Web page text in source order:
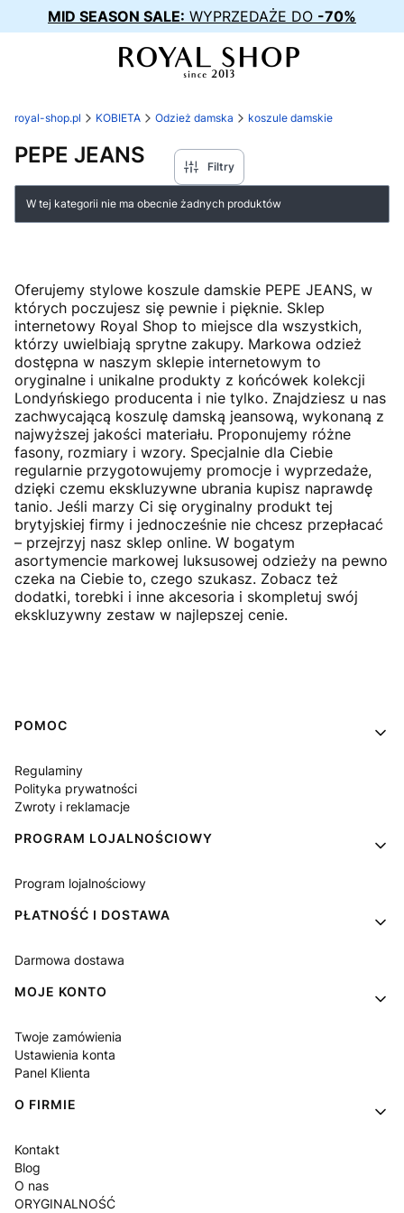
MID SEASON SALE: WYPRZEDAŻE DO -70%
royal-shop.pl KOBIETA Odzież damska koszule damskie
PEPE JEANS Filtry
Lista produktów
W tej kategorii nie ma obecnie żadnych produktów
Oferujemy stylowe koszule damskie PEPE JEANS, w
których poczujesz się pewnie i pięknie. Sklep
internetowy Royal Shop to miejsce dla wszystkich,
którzy uwielbiają sprytne zakupy. Markowa odzież
dostępna w naszym sklepie internetowym to
oryginalne i unikalne produkty z końcówek kolekcji
Londyńskiego producenta i nie tylko. Znajdziesz u nas
zachwycającą koszulę damską jeansową, wykonaną z
najwyższej jakości materiału. Proponujemy różne
fasony, rozmiary i wzory. Specjalnie dla Ciebie
regularnie przygotowujemy promocje i wyprzedaże,
dzięki czemu ekskluzywne ubrania kupisz naprawdę
tanio. Jeśli marzy Ci się oryginalny produkt tej
brytyjskiej firmy i jednocześnie nie chcesz przepłacać
– przejrzyj nasz sklep online. W bogatym
asortymencie markowej luksusowej odzieży na pewno
czeka na Ciebie to, czego szukasz. Zobacz też
dodatki, torebki i inne akcesoria i skompletuj swój
ekskluzywny zestaw w najlepszej cenie.
Linki w stopce
POMOC
Regulaminy
Polityka prywatności
Zwroty i reklamacje
PROGRAM LOJALNOŚCIOWY
Program lojalnościowy
PŁATNOŚĆ I DOSTAWA
Darmowa dostawa
MOJE KONTO
Twoje zamówienia
Ustawienia konta
Panel Klienta
O FIRMIE
Kontakt
Blog
O nas
ORYGINALNOŚĆ